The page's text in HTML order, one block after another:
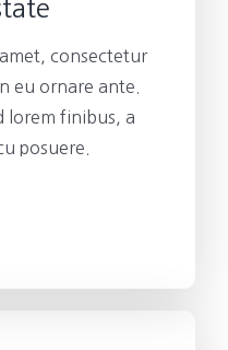
consectetur
eu ornare ante.
lorem finibus, a
posuere.